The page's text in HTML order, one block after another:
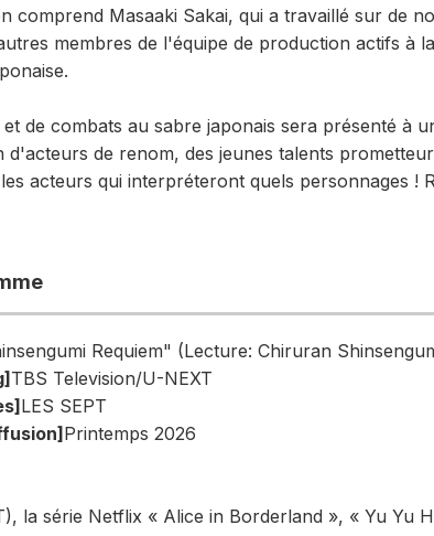
comprend Masaaki Sakai, qui a travaillé sur de
membres de l'équipe de production actifs à
de combats au sabre japonais sera présenté à
d'acteurs de renom, des jeunes talents
acteurs qui interpréteront quels personnages !
Requiem" (Lecture: Chiruran
TBS Television/U-NEXT
LES SEPT
Printemps 2026
la série Netflix « Alice in Borderland », « Yu Yu